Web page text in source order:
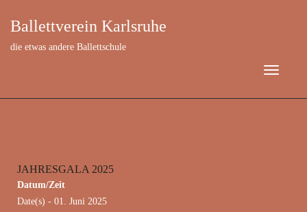
Ballettverein Karlsruhe
die etwas andere Ballettschule
Juni 1, 2025
JAHRESGALA 2025
Datum/Zeit
Date(s) - 01. Juni 2025